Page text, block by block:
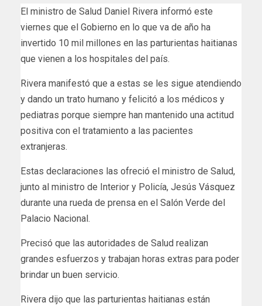
El ministro de Salud Daniel Rivera informó este
viernes que el Gobierno en lo que va de año ha
invertido 10 mil millones en las parturientas haitianas
que vienen a los hospitales del país.
Rivera manifestó que a estas se les sigue atendiendo
y dando un trato humano y felicitó a los médicos y
pediatras porque siempre han mantenido una actitud
positiva con el tratamiento a las pacientes
extranjeras.
Estas declaraciones las ofreció el ministro de Salud,
junto al ministro de Interior y Policía, Jesús Vásquez
durante una rueda de prensa en el Salón Verde del
Palacio Nacional.
Precisó que las autoridades de Salud realizan
grandes esfuerzos y trabajan horas extras para poder
brindar un buen servicio.
Rivera dijo que las parturientas haitianas están